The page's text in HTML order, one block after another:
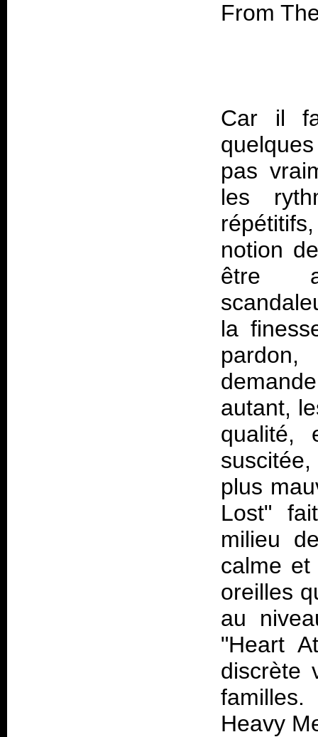
Car il
pas
les
notion
être
la
autant,
qualité,
plus
Lost"
milieu
calme et
oreilles
au
"Heart
discrète
Heavy